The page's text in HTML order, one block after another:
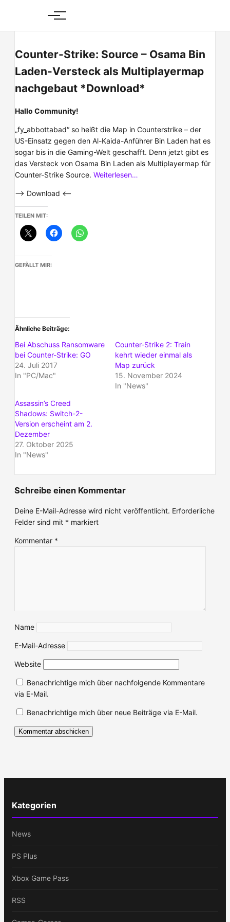
content
Counter-Strike: Source – Osama Bin
Laden-Versteck als Multiplayermap
nachgebaut *Download*
Hallo Community!
„fy_abbottabad“ so heißt die Map in Counterstrike – der
US-Einsatz gegen den Al-Kaida-Anführer Bin Laden hat es
sogar bis in die Gaming-Welt geschafft. Denn jetzt gibt es
das Versteck von Osama Bin Laden als Multiplayermap für
Counter-Strike Source. Weiterlesen…
–> Download <–
TEILEN MIT:
GEFÄLLT MIR:
Ähnliche Beiträge
Bei Abschuss Ransomware
bei Counter-Strike: GO
24. Juli 2017
In "PC/Mac"
Counter-Strike 2: Train
kehrt wieder einmal als
Map zurück
15. November 2024
In "News"
Assassin’s Creed
Shadows: Switch-2-
Version erscheint am 2.
Dezember
27. Oktober 2025
In "News"
Schreibe einen Kommentar
Deine E-Mail-Adresse wird nicht veröffentlicht. Erforderliche
Felder sind mit * markiert
Kommentar *
Name
E-Mail-Adresse
Website
Benachrichtige mich über nachfolgende Kommentare
via E-Mail.
Benachrichtige mich über neue Beiträge via E-Mail.
Kategorien
News
PS Plus
Xbox Game Pass
RSS